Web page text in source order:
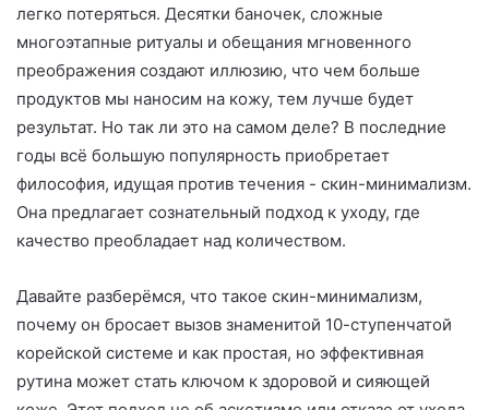
легко потеряться. Десятки баночек, сложные
многоэтапные ритуалы и обещания мгновенного
преображения создают иллюзию, что чем больше
продуктов мы наносим на кожу, тем лучше будет
результат. Но так ли это на самом деле? В последние
годы всё большую популярность приобретает
философия, идущая против течения - скин-минимализм.
Она предлагает сознательный подход к уходу, где
качество преобладает над количеством.
Давайте разберёмся, что такое скин-минимализм,
почему он бросает вызов знаменитой 10-ступенчатой
корейской системе и как простая, но эффективная
рутина может стать ключом к здоровой и сияющей